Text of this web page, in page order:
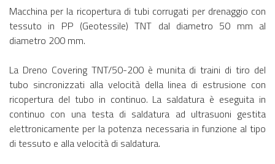
Macchina per la ricopertura di tubi corrugati per drenaggio con
tessuto in PP (Geotessile) TNT dal diametro 50 mm al
diametro 200 mm.
La Dreno Covering TNT/50-200 è munita di traini di tiro del
tubo sincronizzati alla velocità della linea di estrusione con
ricopertura del tubo in continuo. La saldatura è eseguita in
continuo con una testa di saldatura ad ultrasuoni gestita
elettronicamente per la potenza necessaria in funzione al tipo
di tessuto e alla velocità di saldatura.